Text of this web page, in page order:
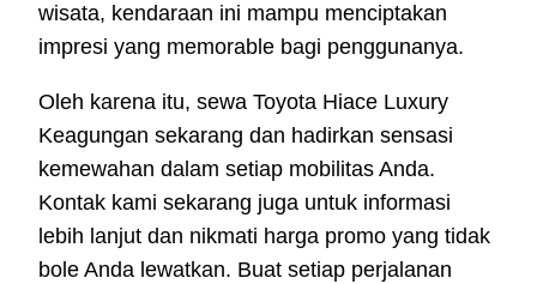
wisata, kendaraan ini mampu menciptakan
impresi yang memorable bagi penggunanya.
Oleh karena itu, sewa Toyota Hiace Luxury
Keagungan sekarang dan hadirkan sensasi
kemewahan dalam setiap mobilitas Anda.
Kontak kami sekarang juga untuk informasi
lebih lanjut dan nikmati harga promo yang tidak
bole Anda lewatkan. Buat setiap perjalanan